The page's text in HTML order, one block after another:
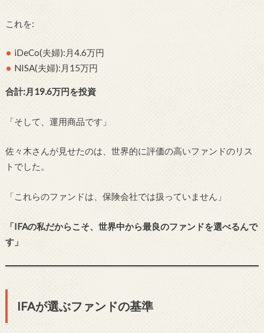
これを:
iDeCo(夫婦):月4.6万円
NISA(夫婦):月15万円
合計:月19.6万円を投資
「そして、運用商品です」
佐々木さんが見せたのは、世界的に評価の高いファンドのリス
トでした。
「これらのファンドは、保険会社では扱っていません」
「IFAの私だからこそ、世界中から最良のファンドを選べるんで
す」
IFAが選ぶファンドの基準